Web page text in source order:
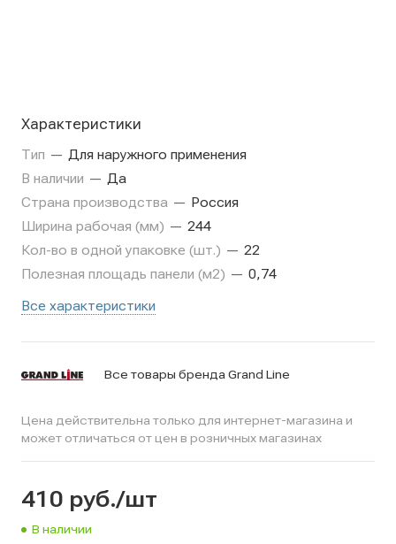
Характеристики
Тип — Для наружного применения
В наличии — Да
Страна производства — Россия
Ширина рабочая (мм) — 244
Кол-во в одной упаковке (шт.) — 22
Полезная площадь панели (м2) — 0,74
Все характеристики
Все товары бренда Grand Line
Цена действительна только для интернет-магазина и
может отличаться от цен в розничных магазинах
410 руб./шт
В наличии